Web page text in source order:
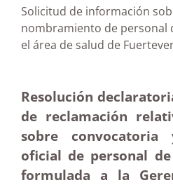
Solicitud de información
nombramiento de personal
el área de salud de
Resolución
de reclamación
sobre convocatoria
oficial de personal
formulada a la